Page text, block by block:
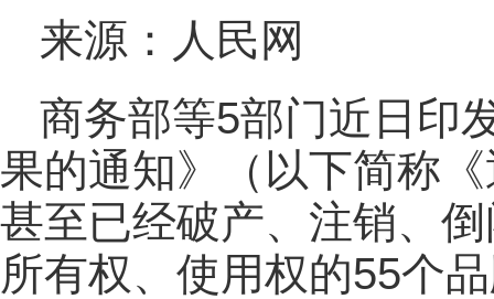
来源：人民网
商务部等5部门近日印
果的通知》（以下简称
甚至已经破产、注销、
所有权、使用权的55个